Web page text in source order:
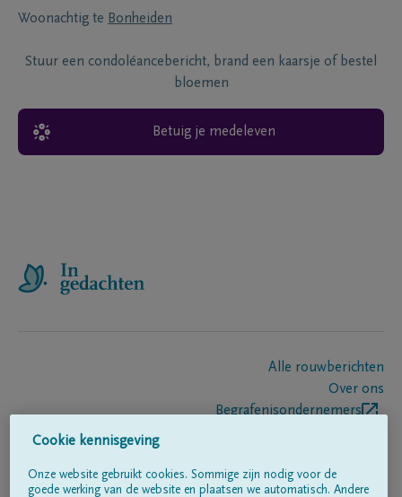
Woonachtig te Bonheiden
Stuur een condoléancebericht, brand een kaarsje of bestel
bloemen
Betuig je medeleven
Alle rouwberichten
Over ons
Begrafenisondernemers
Cookie kennisgeving
Onze website gebruikt cookies. Sommige zijn nodig voor de
goede werking van de website en plaatsen we automatisch. Andere